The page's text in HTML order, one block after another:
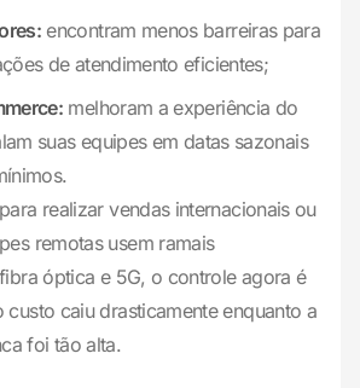
encontram menos barreiras para
de atendimento eficientes;
melhoram a experiência do
suas equipes em datas sazonais
realizar vendas internacionais ou
remotas usem ramais
óptica e 5G, o controle agora é
custo caiu drasticamente enquanto a
foi tão alta.